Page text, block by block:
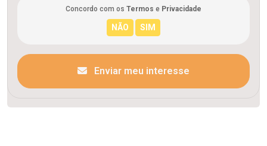
Concordo com os Termos e Privacidade
Enviar meu interesse